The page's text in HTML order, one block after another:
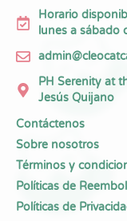
Horario
lunes a sábado
PH Serenity at
Jesús Quijano
Contáctenos
Sobre nosotros
Términos y
Políticas de
Políticas de